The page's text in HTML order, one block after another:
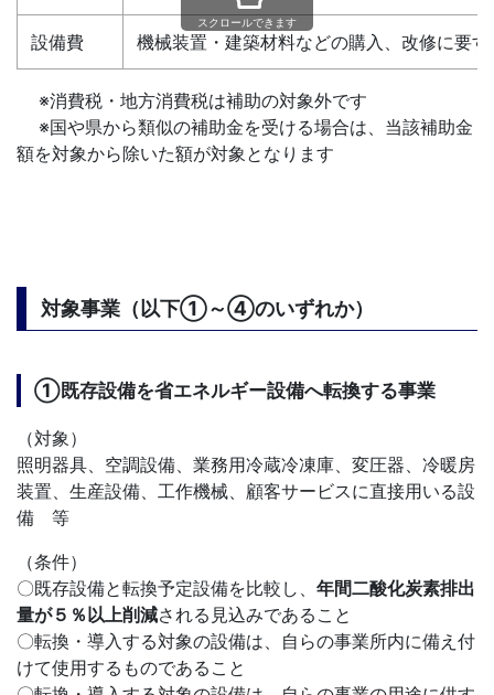
設備費 機械装置・建築材料などの購入、改修に要
スクロールできます
※消費税・地方消費税は補助の対象外です
※国や県から類似の補助金を受ける場合は、当該補助金
額を対象から除いた額が対象となります
対象事業（以下①～④のいずれか）
①既存設備を省エネルギー設備へ転換する事業
（対象）
照明器具、空調設備、業務用冷蔵冷凍庫、変圧器、冷暖房
装置、生産設備、工作機械、顧客サービスに直接用いる設
備 等
（条件）
〇既存設備と転換予定設備を比較し、 年間二酸化炭素排出
量が５％以上削減される見込みであること
〇転換・導入する対象の設備は、自らの事業所内に備え付
けて使用するものであること